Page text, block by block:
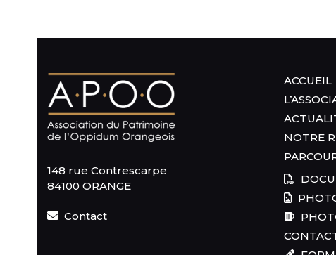
148 rue Contrescarpe
84100 ORANGE
Contact
ACCUEIL
NOTRE